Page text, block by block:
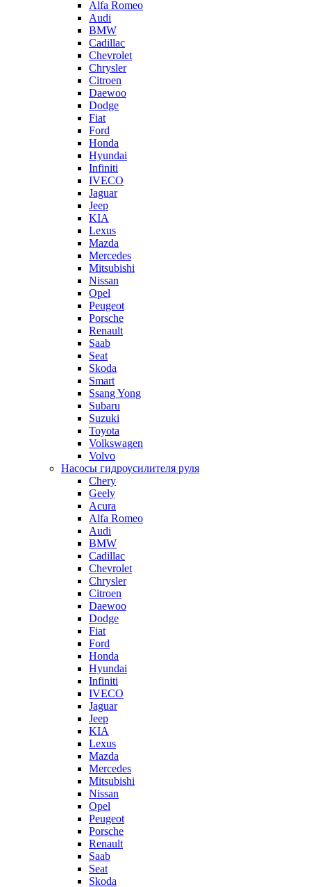
Alfa Romeo
Audi
BMW
Cadillac
Chevrolet
Chrysler
Citroen
Daewoo
Dodge
Fiat
Ford
Honda
Hyundai
Infiniti
IVECO
Jaguar
Jeep
KIA
Lexus
Mazda
Mercedes
Mitsubishi
Nissan
Opel
Peugeot
Porsche
Renault
Saab
Seat
Skoda
Smart
Ssang Yong
Subaru
Suzuki
Toyota
Volkswagen
Volvo
Насосы гидроусилителя руля
Chery
Geely
Acura
Alfa Romeo
Audi
BMW
Cadillac
Chevrolet
Chrysler
Citroen
Daewoo
Dodge
Fiat
Ford
Honda
Hyundai
Infiniti
IVECO
Jaguar
Jeep
KIA
Lexus
Mazda
Mercedes
Mitsubishi
Nissan
Opel
Peugeot
Porsche
Renault
Saab
Seat
Skoda